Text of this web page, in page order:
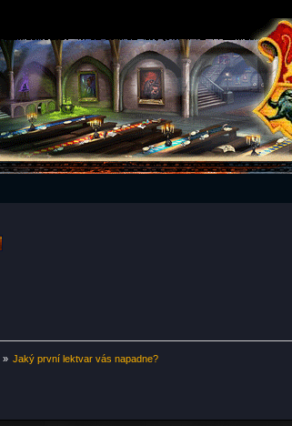
» Jaký první lektvar vás napadne?